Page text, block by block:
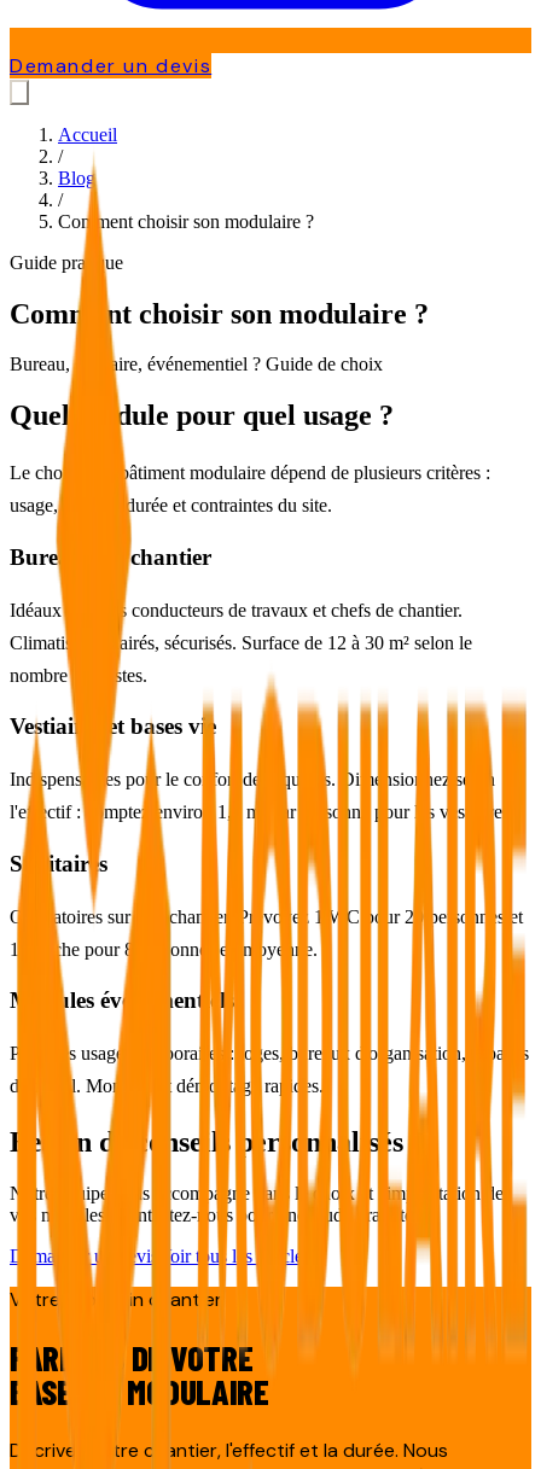
Demander un devis
Accueil
/
Blog
/
Comment choisir son modulaire ?
Guide pratique
Comment choisir son modulaire ?
Bureau, sanitaire, événementiel ? Guide de choix
Quel module pour quel usage ?
Le choix d'un bâtiment modulaire dépend de plusieurs critères :
usage, effectif, durée et contraintes du site.
Bureaux de chantier
Idéaux pour les conducteurs de travaux et chefs de chantier.
Climatisés, éclairés, sécurisés. Surface de 12 à 30 m² selon le
nombre de postes.
Vestiaires et bases vie
Indispensables pour le confort des équipes. Dimensionnez selon
l'effectif : comptez environ 1,5 m² par personne pour les vestiaires.
Sanitaires
Obligatoires sur tout chantier. Prévoyez 1 WC pour 20 personnes et
1 douche pour 8 personnes en moyenne.
Modules événementiels
Pour des usages temporaires : loges, bureaux d'organisation, espaces
d'accueil. Montage et démontage rapides.
Besoin de conseils personnalisés ?
Notre équipe vous accompagne dans le choix et l'implantation de
vos modules. Contactez-nous pour une étude gratuite.
Demander un devis
Voir tous les articles
Votre prochain chantier
PARLONS DE VOTRE
BASE VIE MODULAIRE
Décrivez votre chantier, l'effectif et la durée. Nous